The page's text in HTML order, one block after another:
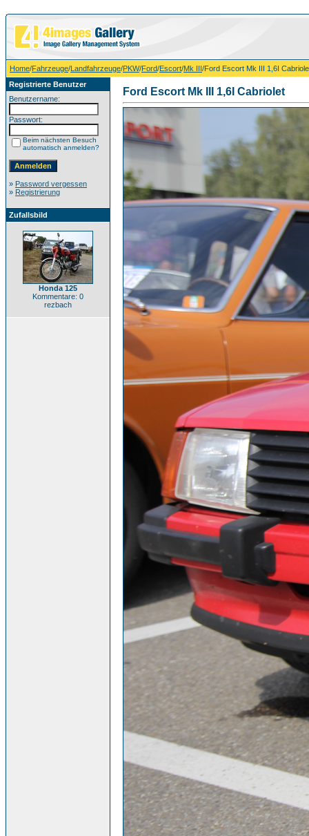
Home/Fahrzeuge/Landfahrzeuge/PKW/Ford/Escort/Mk III/Ford Escort Mk III 1,6I
Registrierte Benutzer
Benutzername:
Passwort:
Beim nächsten Besuch
automatisch anmelden?
» Password vergessen
» Registrierung
Zufallsbild
Honda 125
Kommentare: 0
rezbach
Ford Escort Mk III 1,6I Cabriolet